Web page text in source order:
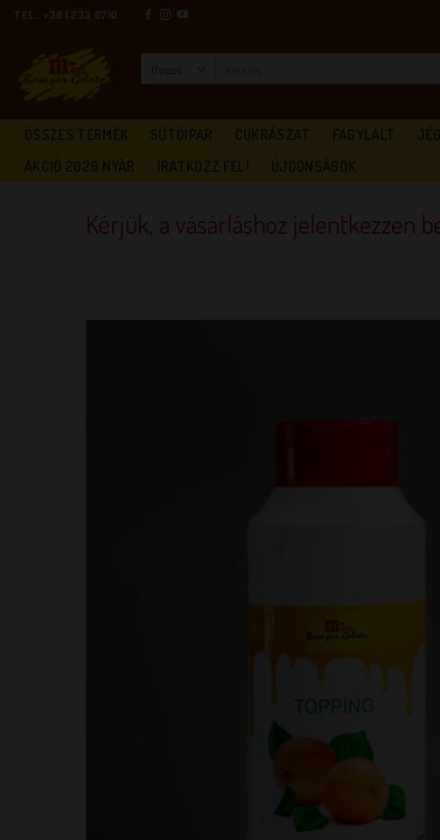
SkipTEL.: +36 1 233 0710
ÖSSZES TERMÉK SÜTŐIPAR CUKRÁSZAT FAGYLALT
AKCIÓ 2026 NYÁR
IRATKOZZ FEL! ÚJDONSÁGOK
Kérjük, a vásárláshoz jelentkezzen